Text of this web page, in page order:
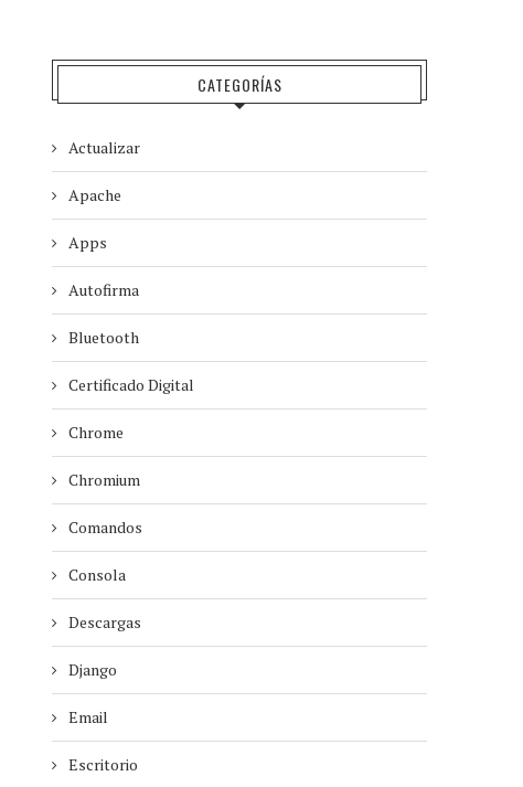
CATEGORÍAS
Actualizar
Apache
Apps
Autofirma
Bluetooth
Certificado Digital
Chrome
Chromium
Comandos
Consola
Descargas
Django
Email
Escritorio